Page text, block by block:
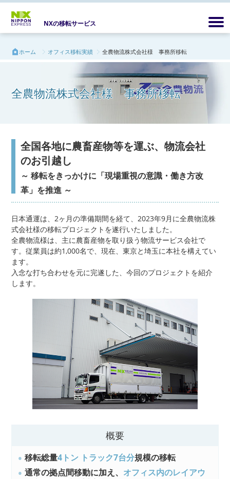
NXの移転サービス
ホーム オフィス移転実績 全農物流株式会社様 事務所移転
全農物流株式会社様 事務所移転
全国各地に農畜産物等を運ぶ、物流会社
のお引越し
～ 移転をきっかけに「現場重視の意識・働き方改
革」を推進 ～
日本通運は、2ヶ月の準備期間を経て、2023年9月に全農物流株
式会社様の移転プロジェクトを遂行いたしました。
全農物流様は、主に農畜産物を取り扱う物流サービス会社で
す。従業員は約1,000名で、現在、東京と埼玉に本社を構えてい
ます。
入念な打ち合わせを元に完遂した、今回のプロジェクトを紹介
します。
概要
移転総量4トン トラック7台分規模の移転
通常の拠点間移動に加え、 オフィス内のレイアウ